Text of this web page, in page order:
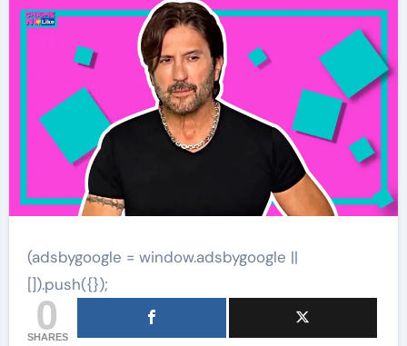
(adsbygoogle = window.adsbygoogle ||
[]).push({});
0
SHARES